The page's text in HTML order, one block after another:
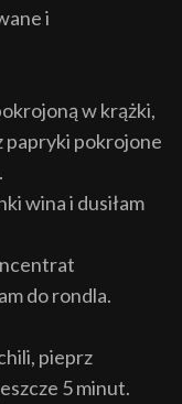
i
w krążki,
papryki pokrojone
wina i dusiłam
do rondla.
pieprz
5 minut.